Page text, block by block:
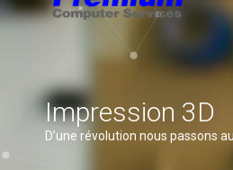
Impression 3D
D’une révolution nous passons